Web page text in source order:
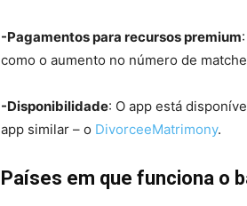
-Pagamentos para recursos premium
como o aumento no número de
-Disponibilidade: O app está
app similar – o DivorceeMatrimony.
Países em que funciona o